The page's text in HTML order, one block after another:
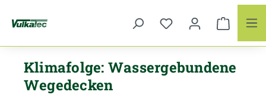
Klimafolge: Wassergebundene
Wegedecken